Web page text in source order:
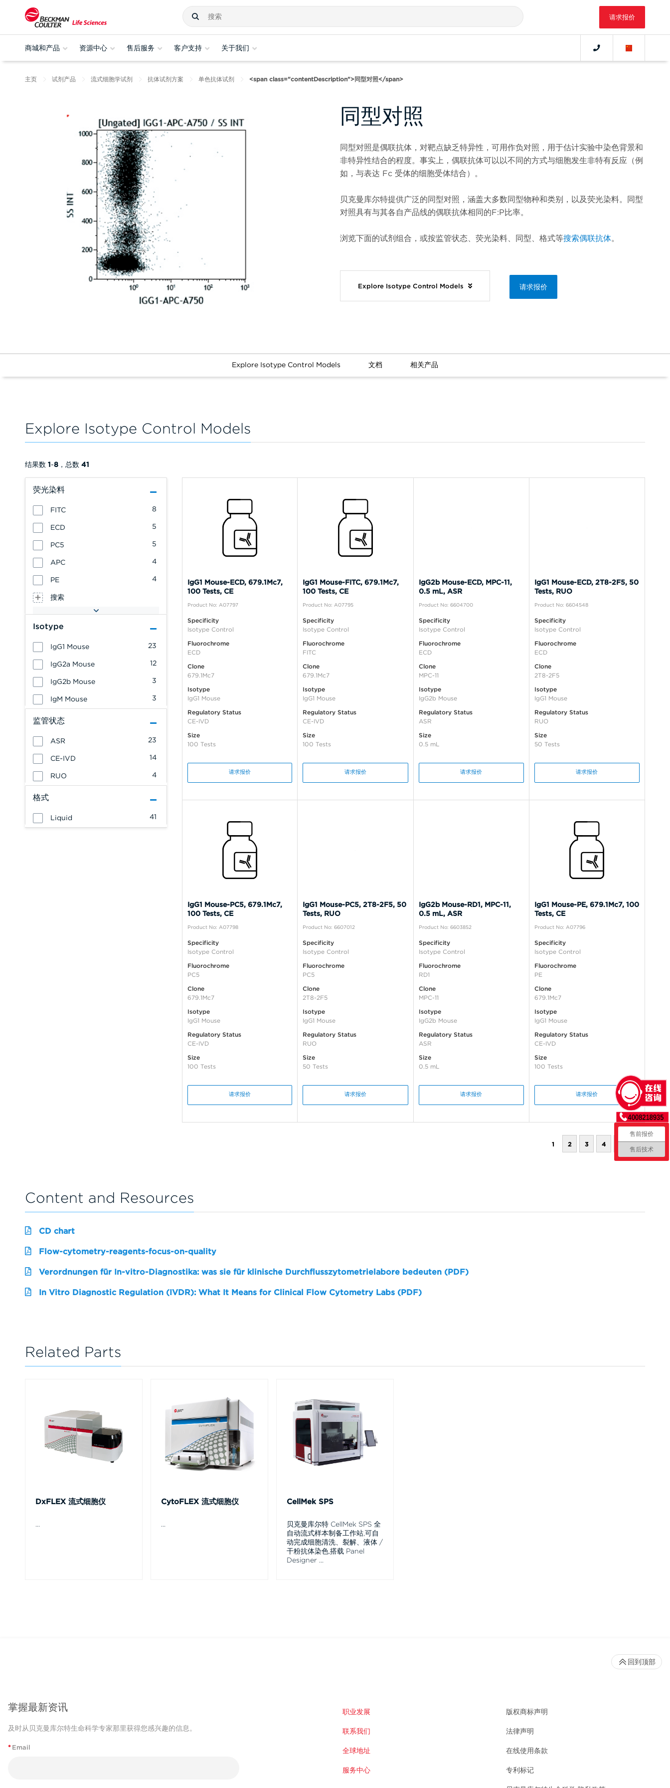
请求报价
商城和产品 资源中心 售后服务 客户支持 关于我们
主页 试剂产品 流式细胞学试剂 抗体试剂方案 单色抗体试剂 <span class="contentDescription">同型对照</span>
同型对照
同型对照是偶联抗体，对靶点缺乏特异性，可用作负对照，用于估计实验中染色背景和
非特异性结合的程度。事实上，偶联抗体可以以不同的方式与细胞发生非特有反应（例
如，与表达 Fc 受体的细胞受体结合）。
贝克曼库尔特提供广泛的同型对照，涵盖大多数同型物种和类别，以及荧光染料。同型
对照具有与其各自产品线的偶联抗体相同的F:P比率。
浏览下面的试剂组合，或按监管状态、荧光染料、同型、格式等搜索偶联抗体。
Explore Isotype Control Models 请求报价
Explore Isotype Control Models 文档 相关产品
Explore Isotype Control Models
荧光染料
FITC 8
ECD 5
PC5 5
APC 4
PE 4
搜索
Isotype
IgG1 Mouse 23
IgG2a Mouse 12
IgG2b Mouse 3
IgM Mouse 3
监管状态
ASR 23
CE-IVD 14
RUO 4
格式
Liquid 41
结果数 1-8 ，总数 41
IgG1 Mouse-ECD, 679.1Mc7,
100 Tests, CE
Product No: A07797
Specificity
Isotype Control
Fluorochrome
ECD
Clone
679.1Mc7
Isotype
IgG1 Mouse
Regulatory Status
CE-IVD
Size
100 Tests
请求报价
IgG1 Mouse-FITC, 679.1Mc7,
100 Tests, CE
Product No: A07795
Specificity
Isotype Control
Fluorochrome
FITC
Clone
679.1Mc7
Isotype
IgG1 Mouse
Regulatory Status
CE-IVD
Size
100 Tests
请求报价
IgG2b Mouse-ECD, MPC-11,
0.5 mL, ASR
Product No: 6604700
Specificity
Isotype Control
Fluorochrome
ECD
Clone
MPC-11
Isotype
IgG2b Mouse
Regulatory Status
ASR
Size
0.5 mL
请求报价
IgG1 Mouse-ECD, 2T8-2F5, 50
Tests, RUO
Product No: 6604548
Specificity
Isotype Control
Fluorochrome
ECD
Clone
2T8-2F5
Isotype
IgG1 Mouse
Regulatory Status
RUO
Size
50 Tests
请求报价
IgG1 Mouse-PC5, 679.1Mc7,
100 Tests, CE
Product No: A07798
Specificity
Isotype Control
Fluorochrome
PC5
Clone
679.1Mc7
Isotype
IgG1 Mouse
Regulatory Status
CE-IVD
Size
100 Tests
请求报价
IgG1 Mouse-PC5, 2T8-2F5, 50
Tests, RUO
Product No: 6607012
Specificity
Isotype Control
Fluorochrome
PC5
Clone
2T8-2F5
Isotype
IgG1 Mouse
Regulatory Status
RUO
Size
50 Tests
请求报价
IgG2b Mouse-RD1, MPC-11,
0.5 mL, ASR
Product No: 6603852
Specificity
Isotype Control
Fluorochrome
RD1
Clone
MPC-11
Isotype
IgG2b Mouse
Regulatory Status
ASR
Size
0.5 mL
请求报价
IgG1 Mouse-PE, 679.1Mc7, 100
Tests, CE
Product No: A07796
Specificity
Isotype Control
Fluorochrome
PE
Clone
679.1Mc7
Isotype
IgG1 Mouse
Regulatory Status
CE-IVD
Size
100 Tests
请求报价
1 2 3 4 5
Content and Resources
CD chart
Flow-cytometry-reagents-focus-on-quality
Verordnungen für In-vitro-Diagnostika: was sie für klinische Durchflusszytometrielabore bedeuten (PDF)
In Vitro Diagnostic Regulation (IVDR): What It Means for Clinical Flow Cytometry Labs (PDF)
Related Parts
DxFLEX 流式细胞仪
...
CytoFLEX 流式细胞仪
...
CellMek SPS
贝克曼库尔特 CellMek SPS 全
自动流式样本制备工作站,可自
动完成细胞清洗、裂解、液体 /
干粉抗体染色,搭载 Panel
Designer ...
掌握最新资讯
及时从贝克曼库尔特生命科学专家那里获得您感兴趣的信息。
* Email
职业发展
联系我们
全球地址
服务中心
版权商标声明
法律声明
在线使用条款
专利标记
回到顶部
售前报价
售后技术